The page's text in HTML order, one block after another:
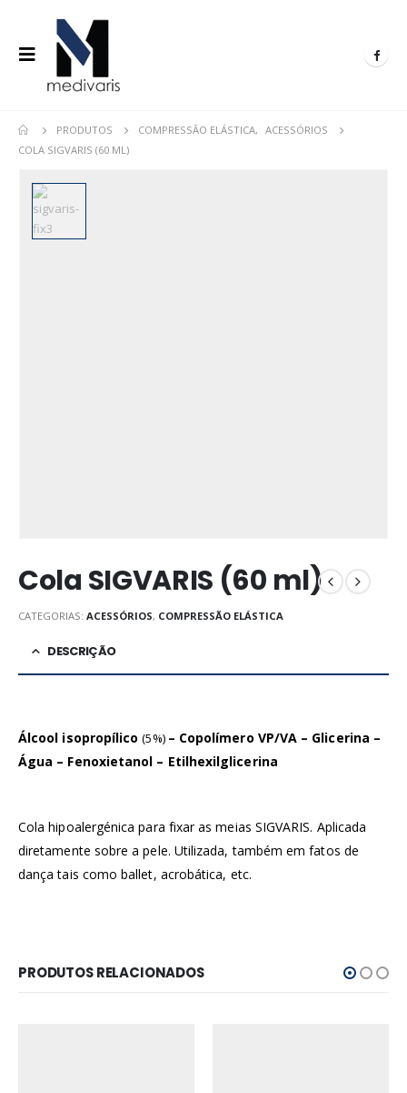
PRODUTOS COMPRESSÃO ELÁSTICA, ACESSÓRIOS
COLA SIGVARIS (60 ML)
Cola SIGVARIS (60 ml)
CATEGORIAS: ACESSÓRIOS, COMPRESSÃO ELÁSTICA
DESCRIÇÃO
Álcool isopropílico(5%) – Copolímero VP/VA – Glicerina –
Água – Fenoxietanol – Etilhexilglicerina
Cola hipoalergénica para fixar as meias SIGVARIS. Aplicada
diretamente sobre a pele. Utilizada, também em fatos de
dança tais como ballet, acrobática, etc.
PRODUTOS RELACIONADOS